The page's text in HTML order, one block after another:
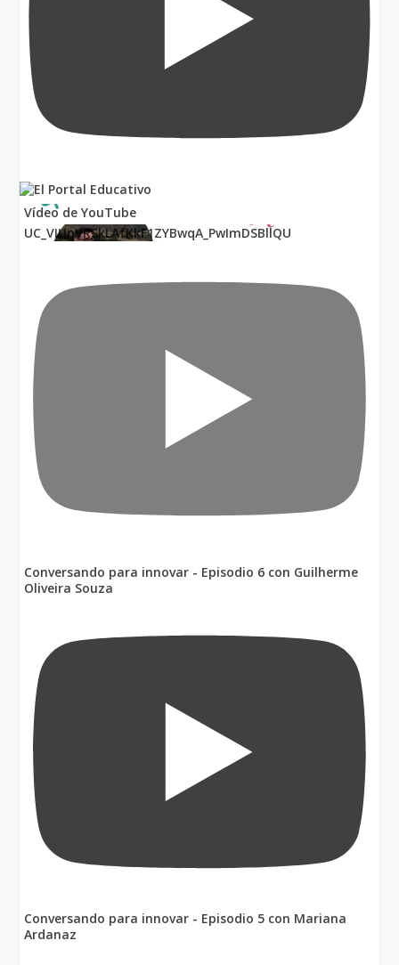
Vídeo de YouTube
UC_VIUnVRSkLAfKkF1ZYBwqA_PwImDSBllQU
Conversando para innovar - Episodio 6 con Guilherme
Oliveira Souza
Conversando para innovar - Episodio 5 con Mariana
Ardanaz